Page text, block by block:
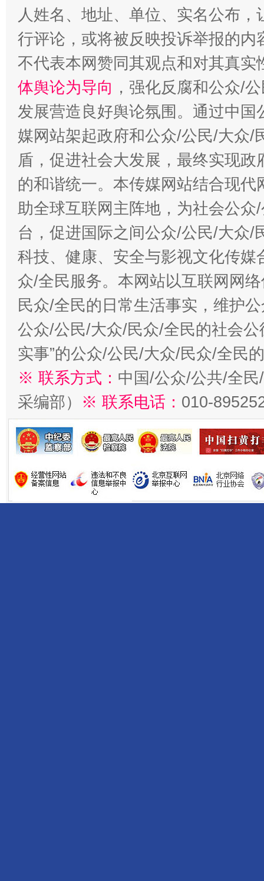
人姓名、地址、单位、实名公布
行评论，或将被反映投诉举报的
不代表本网赞同其观点和对其真实
体舆论为导向 ，强化反腐和公众/
发展营造良好舆论氛围。通过中
媒网站架起政府和公众/公民/大众/
盾，促进社会大发展，最终实现
的和谐统一。本传媒网站结合现
助全球互联网主阵地，为社会公
台，促进国际之间公众/公民/大众/
科技、健康、安全与影视文化传
众/全民服务。本网站以互联网网
民众/全民的日常生活事实，维护
公众/公民/大众/民众/全民的社会公
实事”的公众/公民/大众/民众/全民
※ 联系方式： 中国/公众/公共/全
采编部） ※ 联系电话： 010-